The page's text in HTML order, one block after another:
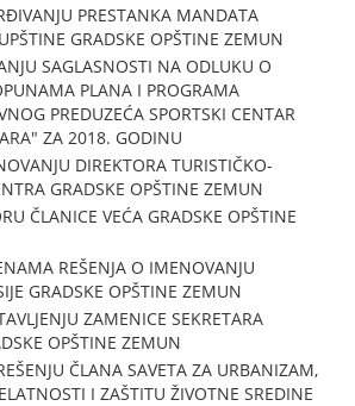
PRESTANKA MANDATA
GRADSKE OPŠTINE ZEMUN
SAGLASNOSTI NA ODLUKU O
PLANA I PROGRAMA
PREDUZEĆA SPORTSKI CENTAR
ZA 2018. GODINU
DIREKTORA TURISTIČKO-
GRADSKE OPŠTINE ZEMUN
ČLANICE VEĆA GRADSKE OPŠTINE
REŠENJA O IMENOVANJU
GRADSKE OPŠTINE ZEMUN
ZAMENICE SEKRETARA
OPŠTINE ZEMUN
ČLANA SAVETA ZA URBANIZAM,
I ZAŠTITU ŽIVOTNE SREDINE